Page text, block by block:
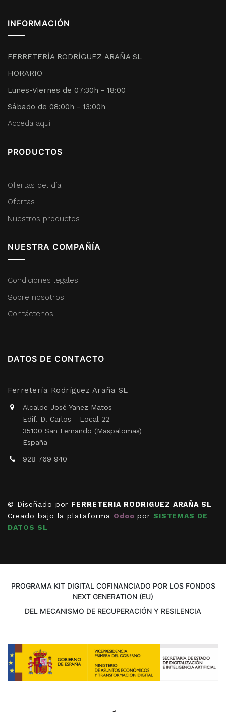
INFORMACIÓN
FERRETERÍA RODRÍGUEZ ARAÑA SL
HORARIO
Lunes-Viernes de 07:30h - 18:00
Sábado de 08:00h - 13:00h
Acceda aquí
PRODUCTOS
Ofertas del día
Ofertas
Nuestros productos
NUESTRA COMPAÑÍA
Condiciones legales
Sobre nosotros
Contáctenos
DATOS DE CONTACTO
Ferretería Rodríguez Araña SL
Alcalde José Yanez Matos
Edif. D. Carlos - Local 22
35100 San Fernando (Maspalomas)
España
928 769 940
© Diseñado por FERRETERIA RODRIGUEZ ARAÑA SL
Creado bajo la plataforma Odoo por SISTEMAS DE
DATOS SL
PROGRAMA KIT DIGITAL COFINANCIADO POR LOS FONDOS
NEXT GENERATION (EU)
DEL MECANISMO DE RECUPERACIÓN Y RESILENCIA